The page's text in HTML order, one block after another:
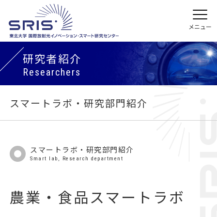
研究者紹介
Researchers
スマートラボ・研究部門紹介
スマートラボ・研究部門紹介
Smart lab, Research department
農業・食品スマートラボ